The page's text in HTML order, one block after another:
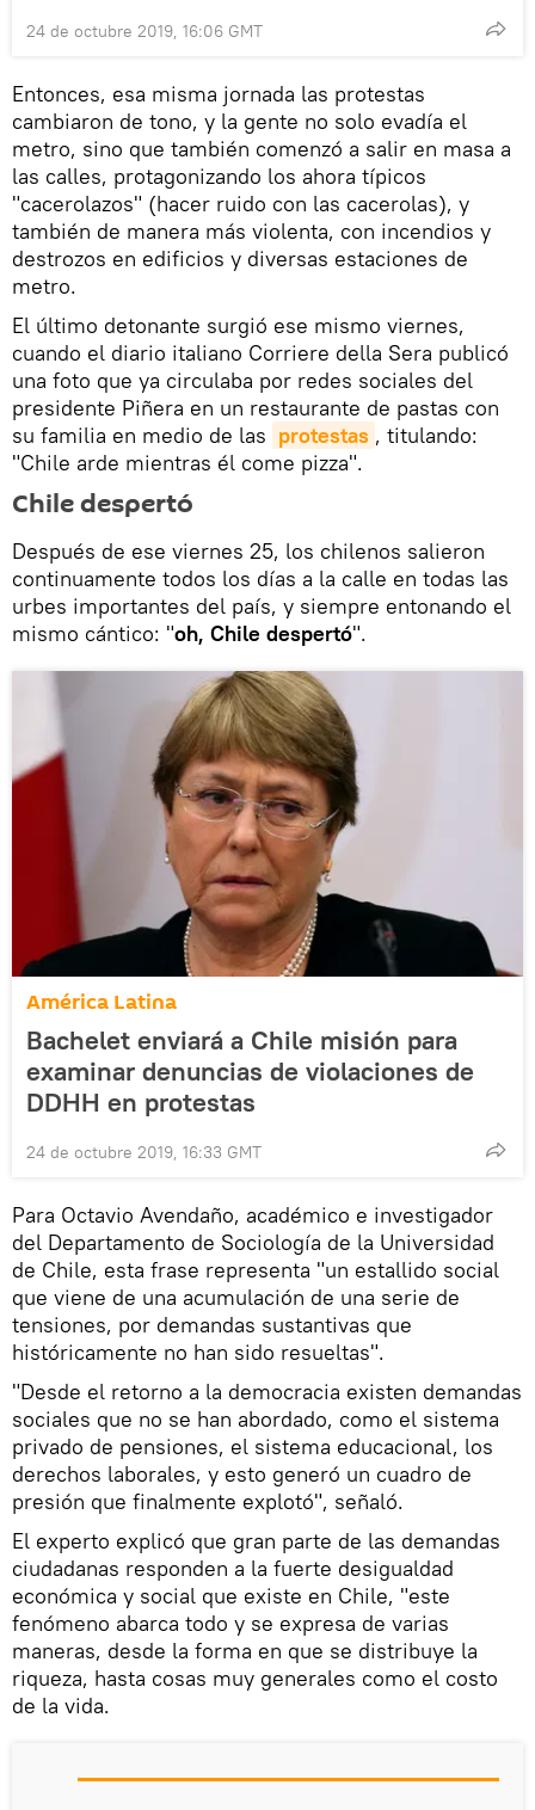
24 de octubre 2019, 16:06 GMT
Entonces, esa misma jornada las protestas
cambiaron de tono, y la gente no solo evadía el
metro, sino que también comenzó a salir en masa a
las calles, protagonizando los ahora típicos
"cacerolazos" (hacer ruido con las cacerolas), y
también de manera más violenta, con incendios y
destrozos en edificios y diversas estaciones de
metro.
El último detonante surgió ese mismo viernes,
cuando el diario italiano Corriere della Sera publicó
una foto que ya circulaba por redes sociales del
presidente Piñera en un restaurante de pastas con
su familia en medio de las protestas , titulando:
"Chile arde mientras él come pizza".
Chile despertó
Después de ese viernes 25, los chilenos salieron
continuamente todos los días a la calle en todas las
urbes importantes del país, y siempre entonando el
mismo cántico: "oh, Chile despertó".
América Latina
Bachelet enviará a Chile misión para
examinar denuncias de violaciones de
DDHH en protestas
24 de octubre 2019, 16:33 GMT
Para Octavio Avendaño, académico e investigador
del Departamento de Sociología de la Universidad
de Chile, esta frase representa "un estallido social
que viene de una acumulación de una serie de
tensiones, por demandas sustantivas que
históricamente no han sido resueltas".
"Desde el retorno a la democracia existen demandas
sociales que no se han abordado, como el sistema
privado de pensiones, el sistema educacional, los
derechos laborales, y esto generó un cuadro de
presión que finalmente explotó", señaló.
El experto explicó que gran parte de las demandas
ciudadanas responden a la fuerte desigualdad
económica y social que existe en Chile, "este
fenómeno abarca todo y se expresa de varias
maneras, desde la forma en que se distribuye la
riqueza, hasta cosas muy generales como el costo
de la vida.